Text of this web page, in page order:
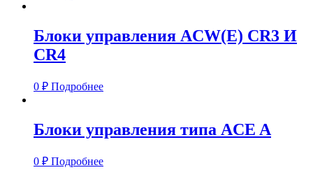
Блоки управления ACW(E) CR3 И
CR4
0 ₽ Подробнее
Блоки управления типа ACE A
0 ₽ Подробнее